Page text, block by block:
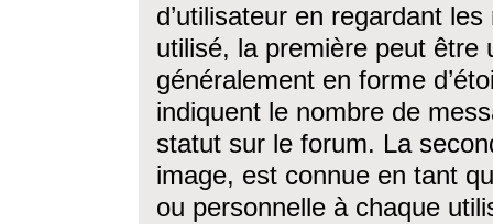
d’utilisateur en regardant
utilisé, la première peut être
généralement en forme
indiquent le nombre de
statut sur le forum. La
image, est connue en tant
ou personnelle à chaque